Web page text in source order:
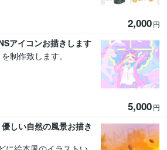
2,000円
アイコンお描きします
制作致します。
5,000円
しい自然の風景お描き